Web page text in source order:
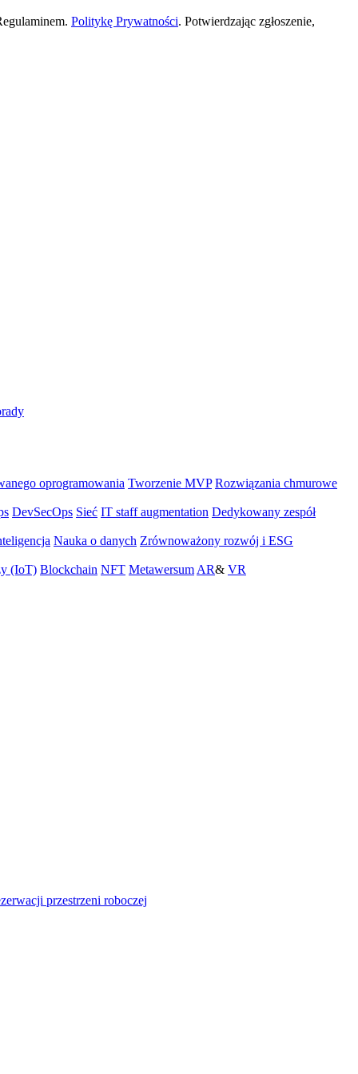
Politykę Prywatności. Potwierdzając zgłoszenie,
oprogramowania Tworzenie MVP Rozwiązania chmurowe
DevSecOps Sieć IT staff augmentation Dedykowany zespół
Nauka o danych Zrównoważony rozwój i ESG
(IoT) Blockchain NFT Metawersum AR& VR
przestrzeni roboczej